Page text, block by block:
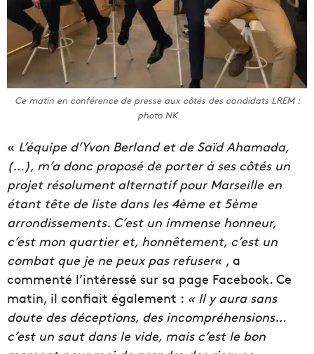
Ce matin en conférence de presse aux côtés des candidats LREM :
photo NK
« L’équipe d’Yvon Berland et de Saïd Ahamada,
(…), m’a donc proposé de porter à ses côtés un
projet résolument alternatif pour Marseille en
étant tête de liste dans les 4ème et 5ème
arrondissements. C’est un immense honneur,
c’est mon quartier et, honnêtement, c’est un
combat que je ne peux pas refuser« , a
commenté l’intéressé sur sa page Facebook. Ce
matin, il confiait également : « Il y aura sans
doute des déceptions, des incompréhensions…
c’est un saut dans le vide, mais c’est le bon